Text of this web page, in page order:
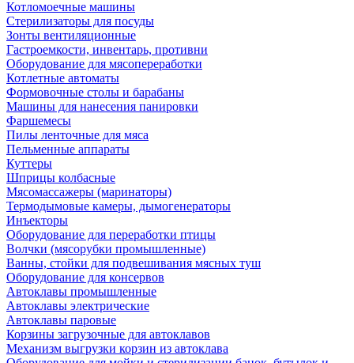
Котломоечные машины
Стерилизаторы для посуды
Зонты вентиляционные
Гастроемкости, инвентарь, противни
Оборудование для мясопереработки
Котлетные автоматы
Формовочные столы и барабаны
Машины для нанесения панировки
Фаршемесы
Пилы ленточные для мяса
Пельменные аппараты
Куттеры
Шприцы колбасные
Мясомассажеры (маринаторы)
Термодымовые камеры, дымогенераторы
Инъекторы
Оборудование для переработки птицы
Волчки (мясорубки промышленные)
Ванны, стойки для подвешивания мясных туш
Оборудование для консервов
Автоклавы промышленные
Автоклавы электрические
Автоклавы паровые
Корзины загрузочные для автоклавов
Механизм выгрузки корзин из автоклава